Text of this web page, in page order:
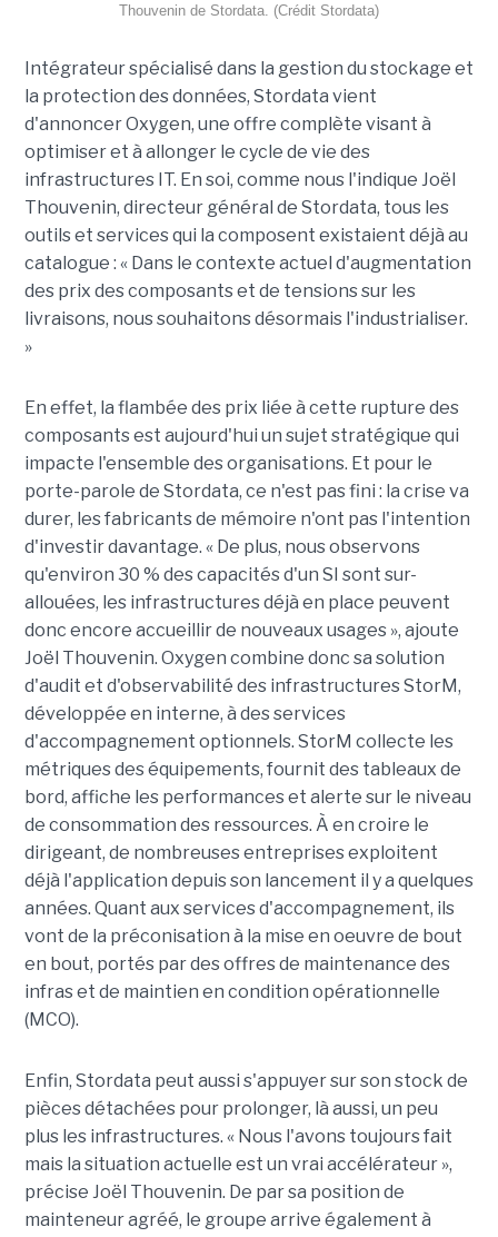
Thouvenin de Stordata. (Crédit Stordata)
Intégrateur spécialisé dans la gestion du stockage et
la protection des données, Stordata vient
d'annoncer Oxygen, une offre complète visant à
optimiser et à allonger le cycle de vie des
infrastructures IT. En soi, comme nous l'indique Joël
Thouvenin, directeur général de Stordata, tous les
outils et services qui la composent existaient déjà au
catalogue : « Dans le contexte actuel d'augmentation
des prix des composants et de tensions sur les
livraisons, nous souhaitons désormais l'industrialiser.
»
En effet, la flambée des prix liée à cette rupture des
composants est aujourd'hui un sujet stratégique qui
impacte l'ensemble des organisations. Et pour le
porte-parole de Stordata, ce n'est pas fini : la crise va
durer, les fabricants de mémoire n'ont pas l'intention
d'investir davantage. « De plus, nous observons
qu'environ 30 % des capacités d'un SI sont sur-
allouées, les infrastructures déjà en place peuvent
donc encore accueillir de nouveaux usages », ajoute
Joël Thouvenin. Oxygen combine donc sa solution
d'audit et d'observabilité des infrastructures StorM,
développée en interne, à des services
d'accompagnement optionnels. StorM collecte les
métriques des équipements, fournit des tableaux de
bord, affiche les performances et alerte sur le niveau
de consommation des ressources. À en croire le
dirigeant, de nombreuses entreprises exploitent
déjà l'application depuis son lancement il y a quelques
années. Quant aux services d'accompagnement, ils
vont de la préconisation à la mise en oeuvre de bout
en bout, portés par des offres de maintenance des
infras et de maintien en condition opérationnelle
(MCO).
Enfin, Stordata peut aussi s'appuyer sur son stock de
pièces détachées pour prolonger, là aussi, un peu
plus les infrastructures. « Nous l'avons toujours fait
mais la situation actuelle est un vrai accélérateur »,
précise Joël Thouvenin. De par sa position de
mainteneur agréé, le groupe arrive également à